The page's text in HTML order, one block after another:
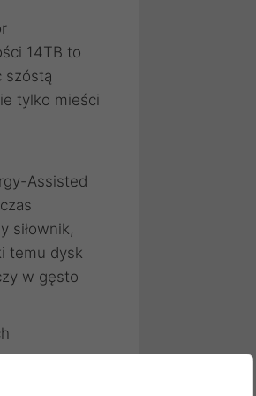
14TB to
szóstą
tylko mieści
Assisted
siłownik,
temu dysk
w gęsto